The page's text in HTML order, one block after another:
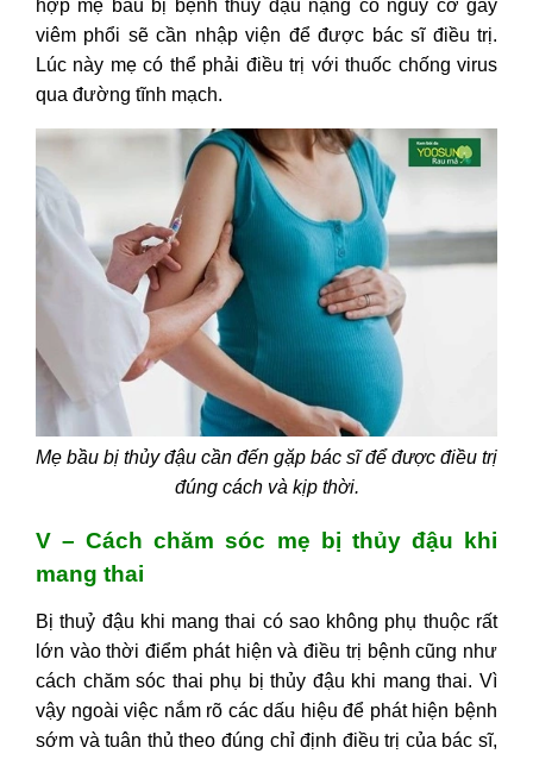
hợp mẹ bầu bị bệnh thủy đậu nặng có nguy cơ gây
viêm phổi sẽ cần nhập viện để được bác sĩ điều trị.
Lúc này mẹ có thể phải điều trị với thuốc chống virus
qua đường tĩnh mạch.
Mẹ bầu bị thủy đậu cần đến gặp bác sĩ để được điều trị
đúng cách và kịp thời.
V – Cách chăm sóc mẹ bị thủy đậu khi
mang thai
Bị thuỷ đậu khi mang thai có saokhông phụ thuộc rất
lớn vào thời điểm phát hiện và điều trị bệnh cũng như
cách chăm sóc thai phụ bị thủy đậu khi mang thai. Vì
vậy ngoài việc nắm rõ các dấu hiệu để phát hiện bệnh
sớm và tuân thủ theo đúng chỉ định điều trị của bác sĩ,